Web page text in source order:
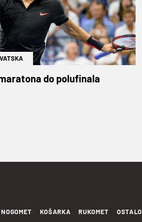
do polufinala
NOGOMET KOŠARKA RUKOMET OSTALO